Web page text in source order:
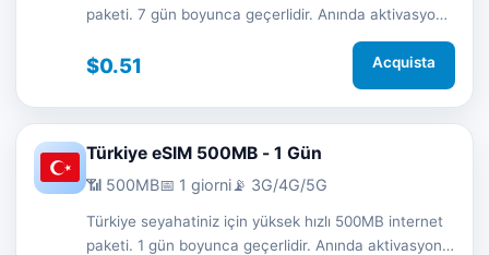
paketi. 7 gün boyunca geçerlidir. Anında aktivasyon
$0.51 Acquista
Türkiye eSIM 500MB - 1 Gün
📶 500MB📅 1 giorni📡 3G/4G/5G
Türkiye seyahatiniz için yüksek hızlı 500MB internet
paketi. 1 gün boyunca geçerlidir. Anında aktivasyon